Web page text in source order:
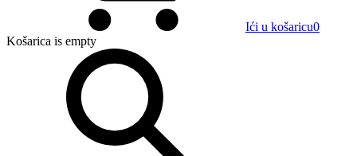
Ići u košaricu0
Košarica is empty